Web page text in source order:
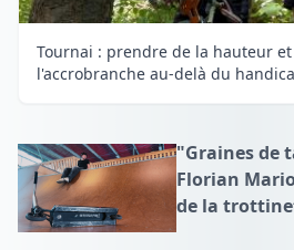
Tournai : prendre de la hauteur
l'accrobranche au-delà du
"Graines de
Florian
de la